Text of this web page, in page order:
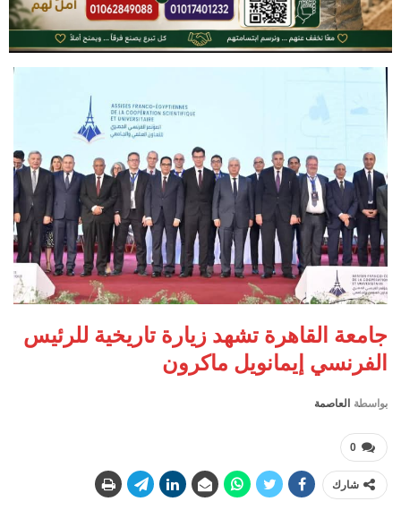
جامعة القاهرة تشهد زيارة تاريخية للرئيس
الفرنسي إيمانويل ماكرون
بواسطة العاصمة
0
شارك